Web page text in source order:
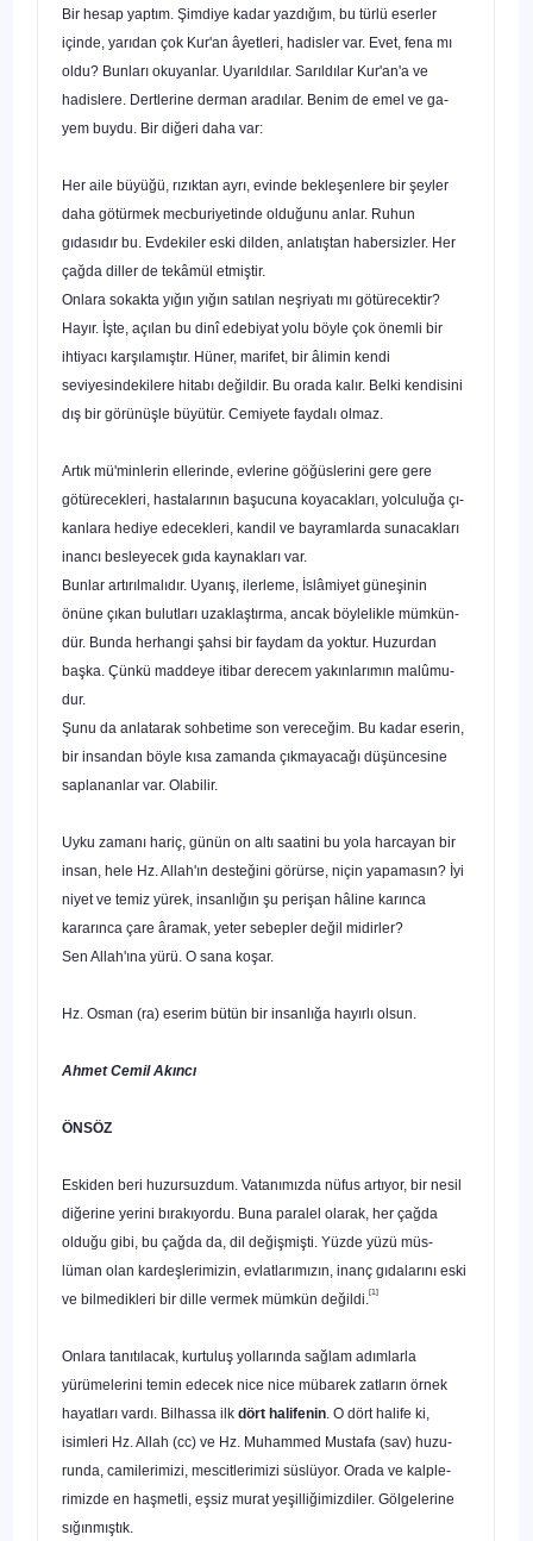
Bir hesap yaptım. Şimdiye kadar yazdığım, bu türlü eser­ler
içinde, yarıdan çok Kur'an âyetleri, hadisler var. Evet, fena mı
oldu? Bunları okuyanlar. Uyarıldılar. Sarıldılar Kur'an'a ve
hadislere. Dertlerine derman aradılar. Benim de emel ve ga­
yem buydu. Bir diğeri daha var:
Her aile büyüğü, rızıktan ayrı, evinde bekleşenlere bir şeyler
daha götürmek mecburiyetinde olduğunu anlar. Ruhun
gıdasıdır bu. Evdekiler eski dilden, anlatıştan habersizler. Her
çağda diller de tekâmül etmiştir.
Onlara sokakta yığın yığın satılan neşriyatı mı götürecek­tir?
Hayır. İşte, açılan bu dinî edebiyat yolu böyle çok önemli bir
ihtiyacı karşılamıştır. Hüner, marifet, bir âlimin kendi
seviyesindekilere hitabı değildir. Bu orada kalır. Belki kendisini
dış bir görünüşle büyütür. Cemiyete faydalı olmaz.
Artık mü'minlerin ellerinde, evlerine göğüslerini gere gere
götürecekleri, hastalarının başucuna koyacakları, yolculuğa çı­
kanlara hediye edecekleri, kandil ve bayramlarda sunacakları
inancı besleyecek gıda kaynakları var.
Bunlar artırılmalıdır. Uyanış, ilerleme, İslâmiyet güneşinin
önüne çıkan bulutları uzaklaştırma, ancak böylelikle mümkün­
dür. Bunda herhangi şahsi bir faydam da yoktur. Huzurdan
başka. Çünkü maddeye itibar derecem yakınlarımın malûmu­
dur.
Şunu da anlatarak sohbetime son vereceğim. Bu kadar eserin,
bir insandan böyle kısa zamanda çıkmayacağı düşün­cesine
saplananlar var. Olabilir.
Uyku zamanı hariç, günün on altı saatini bu yola harcayan bir
insan, hele Hz. Allah'ın desteğini görürse, niçin yapamasın? İyi
niyet ve temiz yürek, insanlığın şu perişan hâline karınca
kararınca çare âramak, yeter sebepler değil midirler?
Sen Allah'ına yürü. O sana koşar.
Hz. Osman (ra) eserim bütün bir insanlığa hayırlı olsun.
Ahmet Cemil Akıncı
ÖNSÖZ
Eskiden beri huzursuzdum. Vatanımızda nüfus artıyor, bir nesil
diğerine yerini bırakıyordu. Buna paralel olarak, her çağ­da
olduğu gibi, bu çağda da, dil değişmişti. Yüzde yüzü müs-
lüman olan kardeşlerimizin, evlatlarımızın, inanç gıdalarını eski
ve bilmedikleri bir dille vermek mümkün değildi.[1]
Onlara tanıtılacak, kurtuluş yollarında sağlam adımlarla
yürümelerini temin edecek nice nice mübarek zatların örnek
hayatları vardı. Bilhassa ilk dört halifenin. O dört halife ki,
isimleri Hz. Allah (cc) ve Hz. Muhammed Mustafa (sav) huzu­
runda, camilerimizi, mescitlerimizi süslüyor. Orada ve kalple­
rimizde en haşmetli, eşsiz murat yeşilliğimizdiler. Gölgelerine
sığınmıştık.